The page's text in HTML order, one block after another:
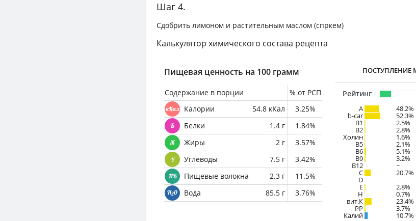
Шаг 4.
Сдобрить лимоном и растительным маслом (спркем)
Калькулятор химического состава рецепта
Пищевая ценность на 100 грамм
Содержание в порции
% от РСП
Калории
54.8 кКал
3.25%
Белки
1.4 г
1.84%
Жиры
2 г
3.57%
Углеводы
7.5 г
3.42%
Пищевые волокна
2.3 г
11.5%
Вода
85.5 г 3.76%
ПОСТУПЛЕНИЕ
Рейтинг
A
48.2%
b-car 52.3%
В1 2.5%
B2 2.8%
Холин 1.6%
B5 2.1%
B6 5.1%
B9 3.2%
B12 ~
C 20.7%
D ~
E 2.8%
H 0.7%
вит.К 23.4%
PP 3.7%
Калий 10.7%